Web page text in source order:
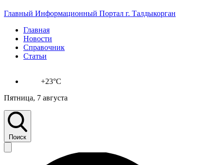
Главный Информационный Портал г. Талдыкорган
Главная
Новости
Справочник
Статьи
+23°C
Пятница, 7 августа
Поиск